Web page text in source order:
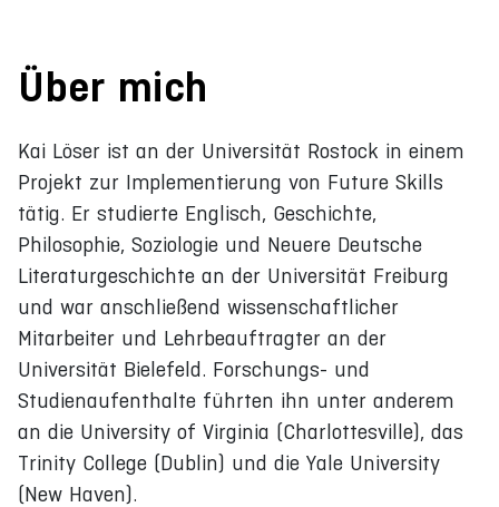
Über mich
Kai Löser ist an der Universität Rostock in einem
Projekt zur Implementierung von Future Skills
tätig. Er studierte Englisch, Geschichte,
Philosophie, Soziologie und Neuere Deutsche
Literaturgeschichte an der Universität Freiburg
und war anschließend wissenschaftlicher
Mitarbeiter und Lehrbeauftragter an der
Universität Bielefeld. Forschungs- und
Studienaufenthalte führten ihn unter anderem
an die University of Virginia (Charlottesville), das
Trinity College (Dublin) und die Yale University
(New Haven).